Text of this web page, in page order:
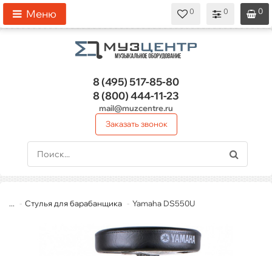
0
0
0
Меню
8 (495)517-85-80
8 (800)444-11-23
mail@muzcentre.ru
Заказать звонок
... Стулья для барабанщика Yamaha DS550U